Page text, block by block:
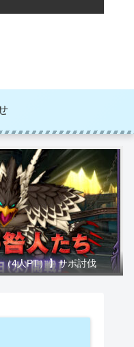
4人PT）】サポ討伐